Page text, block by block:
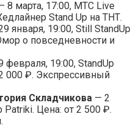
8 марта, 17:00, МТС Live
Stand Up на ТНТ.
января, 19:00, Still StandUp
о повседневности и
февраля, 19:00, StandUp
000 ₽. Экспрессивный
Складчикова — 2
Patriki. Цена: от 2 500 ₽.